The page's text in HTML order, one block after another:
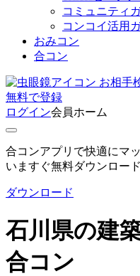
コミュニティ
コンコイ活用
おみコン
合コン
お相手
無料で登録
ログイン会員ホーム
合コンアプリで快適にマ
いますぐ無料ダウンロード
ダウンロード
石川県の建
合コン